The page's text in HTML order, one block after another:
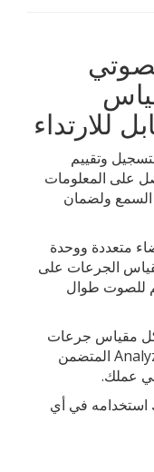
للارتداء
وتقييم
على المعلومات
السمع ولضمان
متعددة ووحدة
الجرعات على
للصوت طوال
كل مقياس جرعات
ولعرض بياناتك. يتيح لك برنامج AnalyzerPlus المتضمن
عملك.
استخدامه في أي